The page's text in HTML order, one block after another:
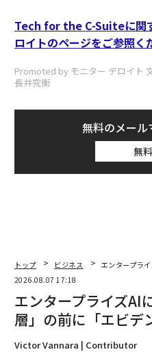
Tech for the C-Suiteに関
ロイトのページをご参照く
Promoted by モニター デロイト
長井究衡
無料のメール
無
トップ ビジネス
エンタープラ
2026.08.07 17:18
エンタープライズAI
層」の前に「エビデ
Victor Vannara | Contributor